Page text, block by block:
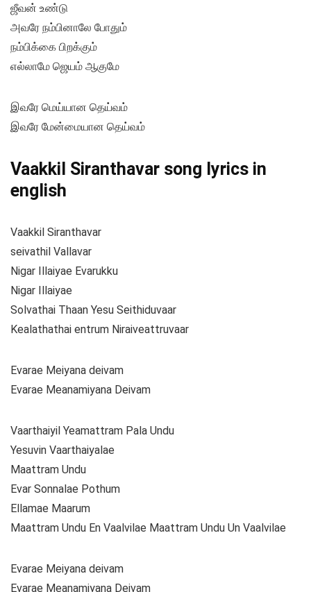
ஜீவன் உண்டு
அவரே நம்பினாலே போதும்
நம்பிக்கை பிறக்கும்
எல்லாமே ஜெயம் ஆகுமே
இவரே மெய்யான தெய்வம்
இவரே மேன்மையான தெய்வம்
Vaakkil Siranthavar song lyrics in
english
Vaakkil Siranthavar
seivathil Vallavar
Nigar Illaiyae Evarukku
Nigar Illaiyae
Solvathai Thaan Yesu Seithiduvaar
Kealathathai entrum Niraiveattruvaar
Evarae Meiyana deivam
Evarae Meanamiyana Deivam
Vaarthaiyil Yeamattram Pala Undu
Yesuvin Vaarthaiyalae
Maattram Undu
Evar Sonnalae Pothum
Ellamae Maarum
Maattram Undu En Vaalvilae Maattram Undu Un Vaalvilae
Evarae Meiyana deivam
Evarae Meanamiyana Deivam